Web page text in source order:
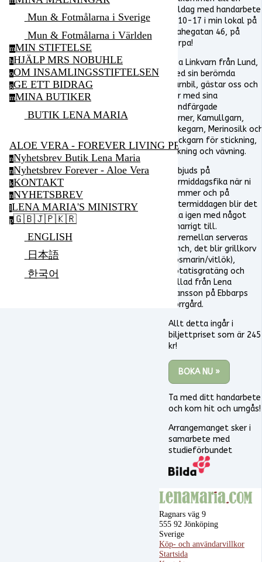
Mun & Fotmålarna i Sverige
Mun & Fotmålarna i Världen
mMIN STIFTELSE
hHJÄLP MRS NOBUHLE
oOM INSAMLINGSSTIFTELSEN
gGE ETT BIDRAG
mMINA BUTIKER
BUTIK LENA MARIA
ALOE VERA - FOREVER LIVING PRODUCTS
nNyhetsbrev Butik Lena Maria
nNyhetsbrev Forever - Aloe Vera
kKONTAKT
nNYHETSBREV
lLENA MARIA'S MINISTRY
p🇬🇧🇯🇵🇰🇷
ENGLISH
日本語
한국어
heldag med handarbete
kl 10-17 i min lokal på
Brahegatan 46, på
Torpa!
Lisa Linkvarn från Lund,
med sin berömda
Garnbil, gästar oss och
har med sina
handfärgade
garner, Kamullgarn,
Silkegarn, Merinosilk
Sockgarn för stickning,
virkning och vävning.
Ni bjuds på
förmiddagsfika när ni
kommer och på
eftermiddagen blir det
fika igen med något
smarrigt till.
Däremellan serveras
lunch, det blir grillkorv
(rosmarin/vitlök),
potatisgratäng och
sallad från Lena
Fransson på Ebbarps
Norrgård.
Allt detta ingår i
biljettpriset som är 245
kr!
BOKA NU »
Ta med ditt handarbete
och kom hit och umgås!
Arrangemanget sker i
samarbete med
studieförbundet
Ragnars väg 9
555 92 Jönköping
Sverige
Köp- och användarvillkor
Startsida